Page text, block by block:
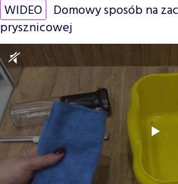
WIDEO Domowy sposób na
prysznicowej